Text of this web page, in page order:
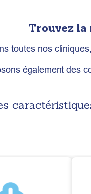
Trouvez la
toutes nos
également des